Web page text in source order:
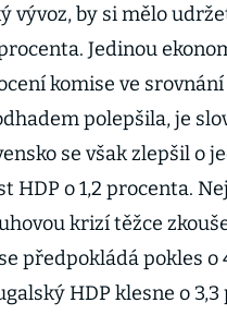
vývoz, by si mělo
Jedinou
komise ve srovnání
polepšila, je
se však zlepšil o
HDP o 1,2 procenta.
krizí těžce
předpokládá pokles o
HDP klesne o 3,3